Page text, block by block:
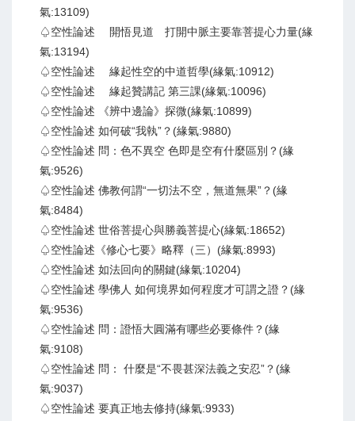
氣:13109)
♤空性論述 開悟見道 打開中脈主要靠菩提心力量(緣
氣:13194)
♤空性論述 緣起性空的中道哲學(緣氣:10912)
♤空性論述 緣起贊講記 第三課(緣氣:10096)
♤空性論述 《辨中邊論》探微(緣氣:10899)
♤空性論述 如何破“我執”？(緣氣:9880)
♤空性論述 問：色不異空 色即是空有什麼區別？(緣
氣:9526)
♤空性論述 佛教何謂“一切法不空，無道無果”？(緣
氣:8484)
♤空性論述 世俗菩提心與勝義菩提心(緣氣:18652)
♤空性論述《修心七要》略釋（三）(緣氣:8993)
♤空性論述 如法回向的關鍵(緣氣:10204)
♤空性論述 學佛人 如何境界如何程度才可謂之證？(緣
氣:9536)
♤空性論述 問：證悟大圓滿有哪些必要條件？(緣
氣:9108)
♤空性論述 問： 什麼是“不畏甚深法義之安忍”？(緣
氣:9037)
♤空性論述 要真正地去修持(緣氣:9933)